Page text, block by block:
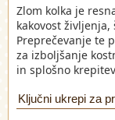
Zlom kolka je
kakovost
Preprečevanje te
za izboljšanje
in splošno
Ključni ukrepi za